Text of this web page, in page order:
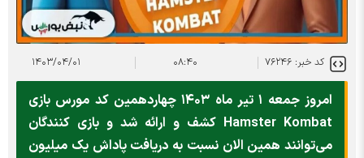
کد خبر: ۷۶۲۴۶ ۰۸:۴۰ ۱۴۰۳/۰۴/۰۱
امروز جمعه ۱ تیر ماه ۱۴۰۳ چهاردهمین کد مورس بازی
Hamster Kombat کشف و ارائه شد و بازی کنندگان
می‌توانند همین الان نسبت به دریافت پاداش یک میلیون